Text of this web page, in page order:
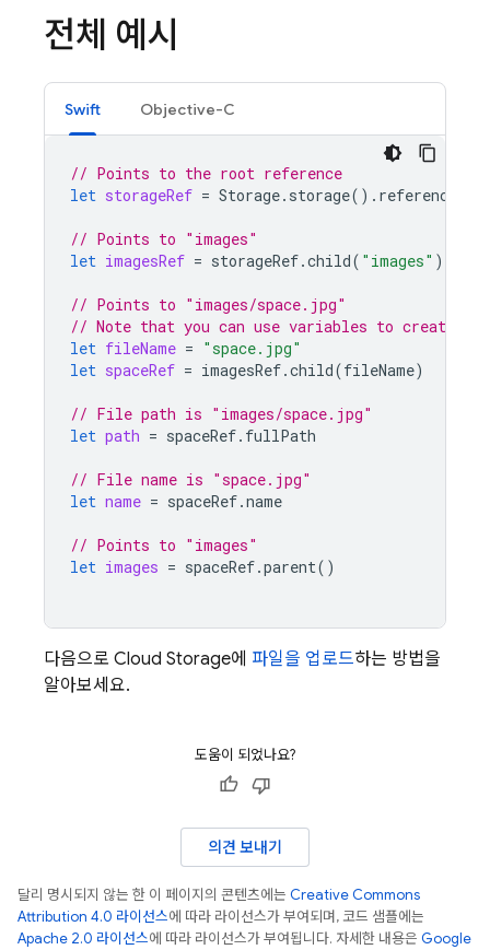
전체 예시
Swift Objective-C
// Points to the root reference
let storageRef = Storage. storage(). reference
// Points to "images"
let imagesRef = storageRef.child( "images" )
// Points to "images/space.jpg"
// Note that you can use variables to create
let fileName = "space.jpg"
let spaceRef = imagesRef.child(fileName)
// File path is "images/space.jpg"
let path = spaceRef. fullPath
// File name is "space.jpg"
let name = spaceRef.name
// Points to "images"
let images = spaceRef.parent()
다음으로 Cloud Storage에 파일을 업로드하는 방법을
알아보세요.
도움이 되었나요?
의견 보내기
달리 명시되지 않는 한 이 페이지의 콘텐츠에는 Creative Commons
Attribution 4.0 라이선스에 따라 라이선스가 부여되며, 코드 샘플에는
Apache 2.0 라이선스에 따라 라이선스가 부여됩니다. 자세한 내용은 Google